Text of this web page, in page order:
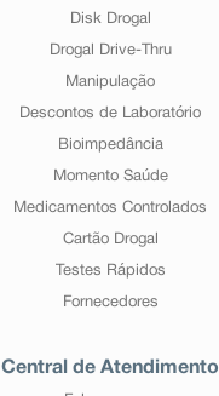
Disk Drogal
Drogal Drive-Thru
Manipulação
Descontos de Laboratório
Bioimpedância
Momento Saúde
Medicamentos Controlados
Cartão Drogal
Testes Rápidos
Fornecedores
Central de Atendimento